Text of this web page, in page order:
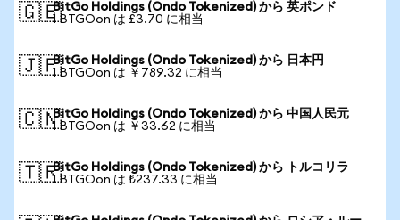
🇬🇧BitGo Holdings (Ondo Tokenized) から 英ポンド
1 BTGOon は £3.70 に相当
🇯🇵BitGo Holdings (Ondo Tokenized) から 日本円
1 BTGOon は ￥789.32 に相当
🇨🇳BitGo Holdings (Ondo Tokenized) から 中国人民元
1 BTGOon は ￥33.62 に相当
🇹🇷BitGo Holdings (Ondo Tokenized) から トルコリラ
1 BTGOon は ₺237.33 に相当